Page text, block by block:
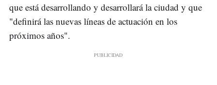
que está desarrollando y desarrollará la ciudad y que
"definirá las nuevas líneas de actuación en los
próximos años".